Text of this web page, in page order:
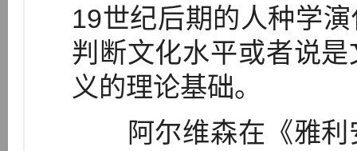
19世纪后期的人种学
判断文化水平或者说
义的理论基础。
阿尔维森在《雅利